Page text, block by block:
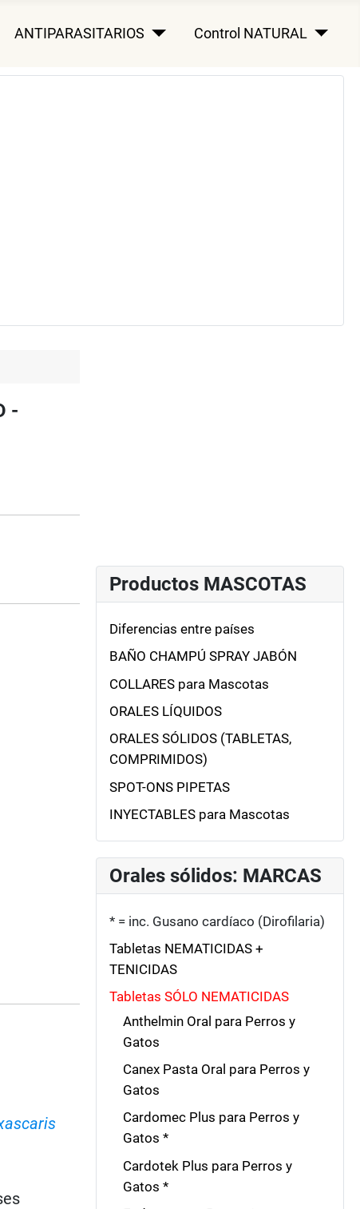
ANTIPARASITARIOS Control NATURAL
-
Productos MASCOTAS
Diferencias entre países
BAÑO CHAMPÚ SPRAY JABÓN
COLLARES para Mascotas
ORALES LÍQUIDOS
ORALES SÓLIDOS (TABLETAS,
COMPRIMIDOS)
SPOT-ONS PIPETAS
INYECTABLES para Mascotas
Orales sólidos: MARCAS
* = inc. Gusano cardíaco (Dirofilaria)
Tabletas NEMATICIDAS +
TENICIDAS
Tabletas SÓLO NEMATICIDAS
Anthelmin Oral para Perros y
Gatos
Canex Pasta Oral para Perros y
Gatos
Cardomec Plus para Perros y
Gatos *
Cardotek Plus para Perros y
Gatos *